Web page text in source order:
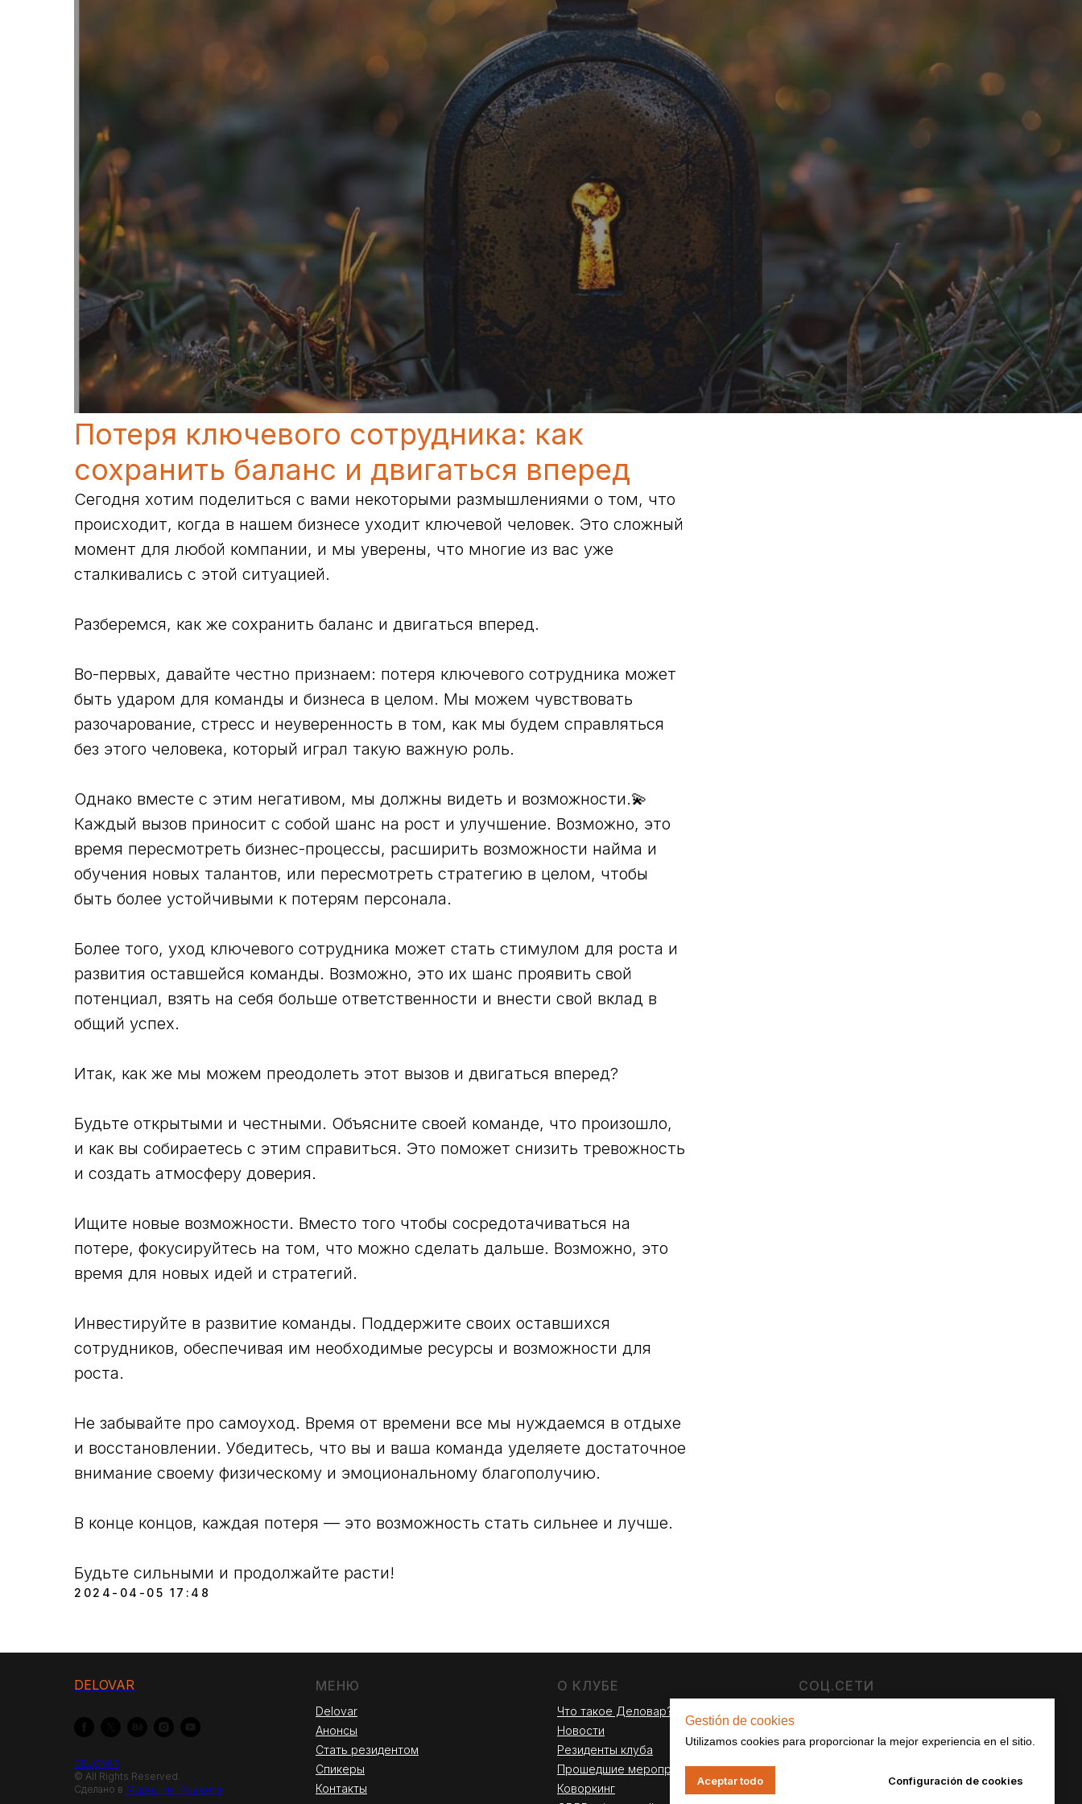
Потеря ключевого сотрудника: как
сохранить баланс и двигаться вперед
Сегодня хотим поделиться с вами некоторыми размышлениями о том, что
происходит, когда в нашем бизнесе уходит ключевой человек. Это сложный
момент для любой компании, и мы уверены, что многие из вас уже
сталкивались с этой ситуацией.
Разберемся, как же сохранить баланс и двигаться вперед.
Во-первых, давайте честно признаем: потеря ключевого сотрудника может
быть ударом для команды и бизнеса в целом. Мы можем чувствовать
разочарование, стресс и неуверенность в том, как мы будем справляться
без этого человека, который играл такую важную роль.
Однако вместе с этим негативом, мы должны видеть и возможности.💫
Каждый вызов приносит с собой шанс на рост и улучшение. Возможно, это
время пересмотреть бизнес-процессы, расширить возможности найма и
обучения новых талантов, или пересмотреть стратегию в целом, чтобы
быть более устойчивыми к потерям персонала.
Более того, уход ключевого сотрудника может стать стимулом для роста и
развития оставшейся команды. Возможно, это их шанс проявить свой
потенциал, взять на себя больше ответственности и внести свой вклад в
общий успех.
Итак, как же мы можем преодолеть этот вызов и двигаться вперед?
Будьте открытыми и честными. Объясните своей команде, что произошло,
и как вы собираетесь с этим справиться. Это поможет снизить тревожность
и создать атмосферу доверия.
Ищите новые возможности. Вместо того чтобы сосредотачиваться на
потере, фокусируйтесь на том, что можно сделать дальше. Возможно, это
время для новых идей и стратегий.
Инвестируйте в развитие команды. Поддержите своих оставшихся
сотрудников, обеспечивая им необходимые ресурсы и возможности для
роста.
Не забывайте про самоуход. Время от времени все мы нуждаемся в отдыхе
и восстановлении. Убедитесь, что вы и ваша команда уделяете достаточное
внимание своему физическому и эмоциональному благополучию.
В конце концов, каждая потеря — это возможность стать сильнее и лучше.
Будьте сильными и продолжайте расти!
2024-04-05 17:48
Gestión de cookies
Utilizamos cookies para proporcionar la mejor experiencia en el sitio.
Aceptar todo Configuración de cookies
DELOVAR
DELOVAR
© All Rights Reserved.
Сделано в Маркетинг Решения
МЕНЮ
Delovar
Анонсы
Стать резидентом
Спикеры
Контакты
О КЛУБЕ
Что такое Деловар?
Новости
Резиденты клуба
Прошедшие мероприятия
Коворкинг
СОЦ.СЕТИ